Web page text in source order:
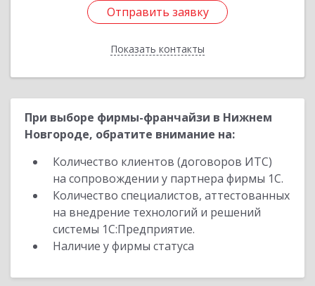
Отправить заявку
Показать контакты
Отправить заявку
Назад
При выборе фирмы-франчайзи в Нижнем
Новгороде, обратите внимание на:
Количество клиентов (договоров ИТС)
на сопровождении у партнера фирмы 1С.
Количество специалистов, аттестованных
на внедрение технологий и решений
системы 1С:Предприятие.
Наличие у фирмы статуса